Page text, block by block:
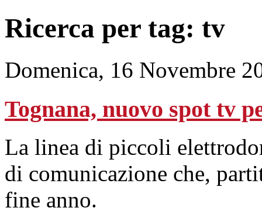
Ricerca per tag: tv
Domenica, 16 Novembre
Tognana, nuovo spot tv
La linea di piccoli
di comunicazione che,
fine anno.